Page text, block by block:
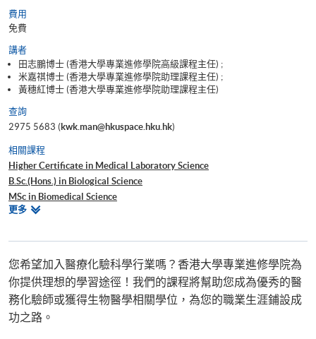
費用
免費
講者
田志鵬博士 (香港大學專業進修學院高級課程主任) ;
米嘉祺博士 (香港大學專業進修學院助理課程主任) ;
黃穗紅博士 (香港大學專業進修學院助理課程主任)
查詢
2975 5683 (kwk.man@hkuspace.hku.hk)
相關課程
Higher Certificate in Medical Laboratory Science
B.Sc.(Hons.) in Biological Science
MSc in Biomedical Science
Certificate in Microbiology Testing
更多相
您希望加入醫療化驗科學行業嗎？香港大學專業進修學院為
你提供理想的學習途徑！我們的課程將幫助您成為優秀的醫
務化驗師或獲得生物醫學相關學位，為您的職業生涯鋪設成
功之路。